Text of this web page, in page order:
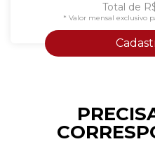
Total de
* Valor mensal exclusivo